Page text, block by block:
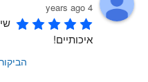
4 years ago
איכותיים!
הביקורות